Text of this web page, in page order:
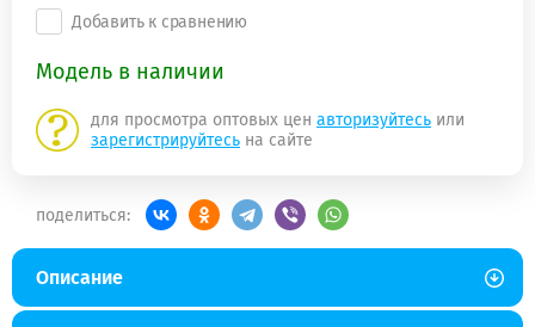
Модель в наличии
Добавить к сравнению
для просмотра оптовых ценавторизуйтесь или
зарегистрируйтесь на сайте
поделиться:
Описание